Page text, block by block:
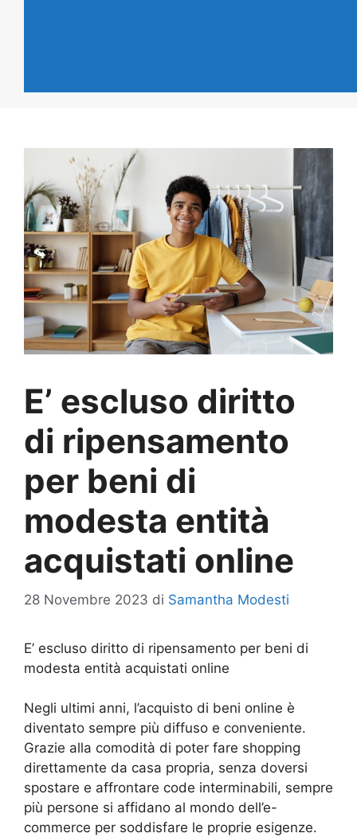
E’ escluso diritto
di ripensamento
per beni di
modesta entità
acquistati online
28 Novembre 2023 di Samantha Modesti
E’ escluso diritto di ripensamento per beni di
modesta entità acquistati online
Negli ultimi anni, l’acquisto di beni online è
diventato sempre più diffuso e conveniente.
Grazie alla comodità di poter fare shopping
direttamente da casa propria, senza doversi
spostare e affrontare code interminabili, sempre
più persone si affidano al mondo dell’e-
commerce per soddisfare le proprie esigenze.